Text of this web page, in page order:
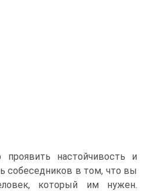
настойчивость и
собеседников в том, что вы
который им нужен.